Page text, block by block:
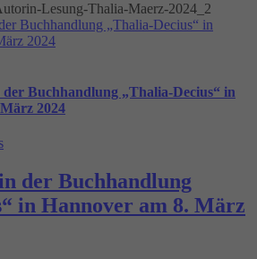
Kitchen
Buchhandlung „Thalia-Decius“ in
2024
Buchhandlung „Thalia-Decius“ in
2024
der Buchhandlung
in Hannover am 8. März